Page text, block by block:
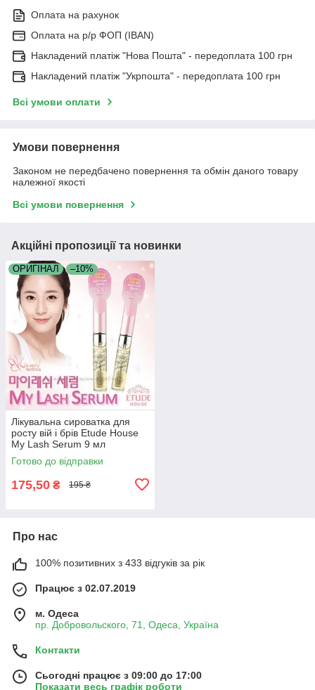
Оплата на рахунок
Оплата на р/р ФОП (IBAN)
Накладений платіж "Нова Пошта" - передоплата 100 грн
Накладений платіж "Укрпошта" - передоплата 100 грн
Всі умови оплати
Умови повернення
Законом не передбачено повернення та обмін даного товару
належної якості
Всі умови повернення
Акційні пропозиції та новинки
ОРИГІНАЛ –10%
Лікувальна сироватка для
росту вій і брів Etude House
My Lash Serum 9 мл
Готово до відправки
175,50 ₴ 195 ₴
Про нас
100% позитивних з 433 відгуків за рік
Працює з 02.07.2019
м. Одеса
пр. Добровольского, 71, Одеса, Україна
Контакти
Сьогодні працює з 09:00 до 17:00
Показати весь графік роботи